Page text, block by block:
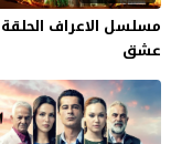
عشق